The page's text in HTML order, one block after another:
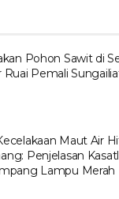
Pohon Sawit di
Ruai Pemali
Maut Air
Penjelasan
Lampu Merah